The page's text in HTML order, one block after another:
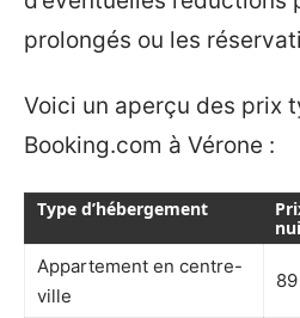
prolongés ou les
Voici un aperçu des prix
Booking.com à Vérone :
Type d’hébergement
Appartement en centre-
ville